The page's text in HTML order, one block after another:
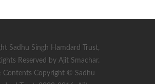
Sadhu Singh Hamdard Trust,
Reserved by Ajit Smachar.
Contents Copyright © Sadhu